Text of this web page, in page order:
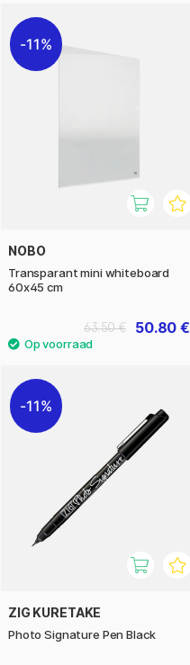
11%
NOBO
Transparant mini whiteboard
60x45 cm
50.80 €
63.50 €
11%
ZIG KURETAKE
Photo Signature Pen Black